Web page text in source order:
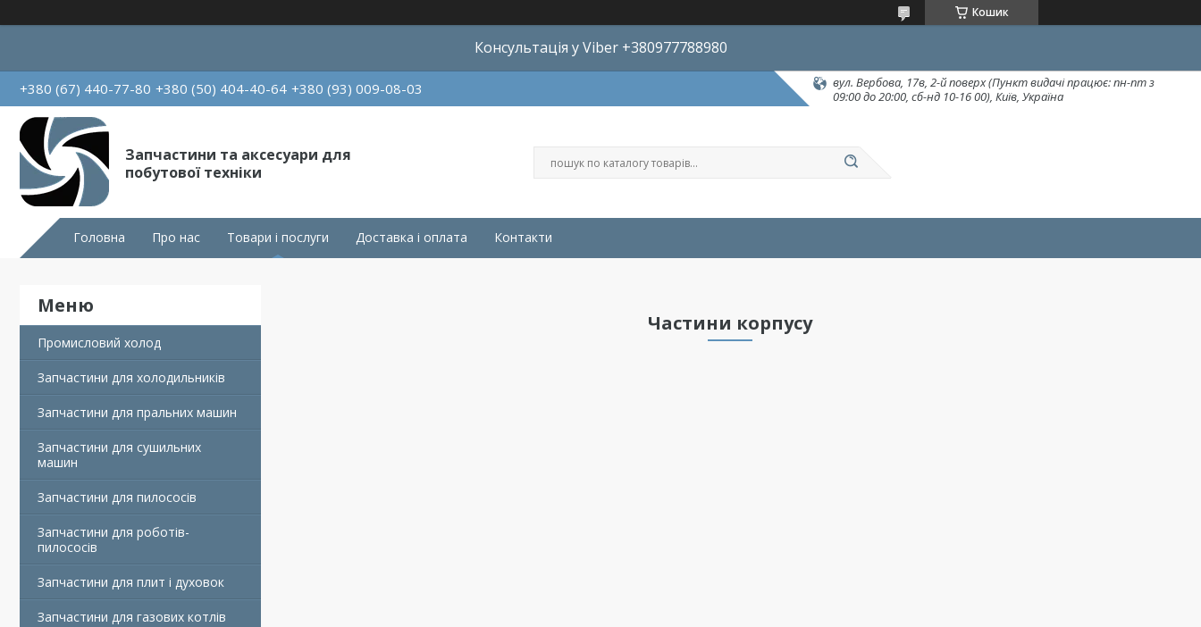
Кошик
Консультація у Viber +380977788980
+380 (67) 440-77-80 +380 (50) 404-40-64 +380 (93) 009-08-03
вул. Вербова, 17в, 2-й поверх (Пункт видачі працює: пн-пт з
09:00 до 20:00, сб-нд 10-16 00), Київ, Україна
Запчастини та аксесуари для
побутової техніки
Головна Про нас Товари і послуги Доставка і оплата Контакти
Промисловий холод
Запчастини для холодильників
Запчастини для пральних машин
Запчастини для сушильних
машин
Запчастини для пилососів
Запчастини для роботів-
пилососів
Запчастини для плит і духовок
Запчастини для газових котлів
Частини корпусу